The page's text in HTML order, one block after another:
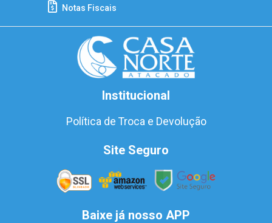
Notas Fiscais
Institucional
Política de Troca e Devolução
Site Seguro
Baixe já nosso APP